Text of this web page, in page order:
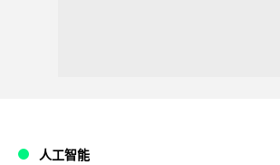
人工智能